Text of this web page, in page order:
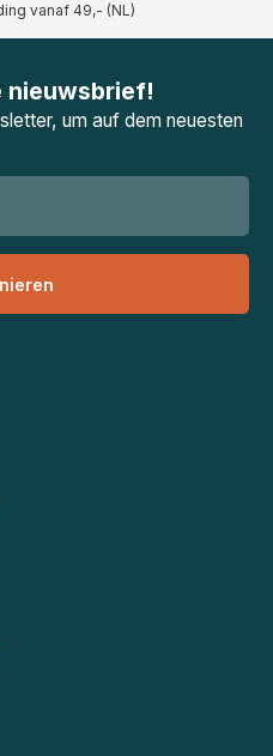
vanaf 49,- (NL)
nieuwsbrief!
um auf dem neuesten